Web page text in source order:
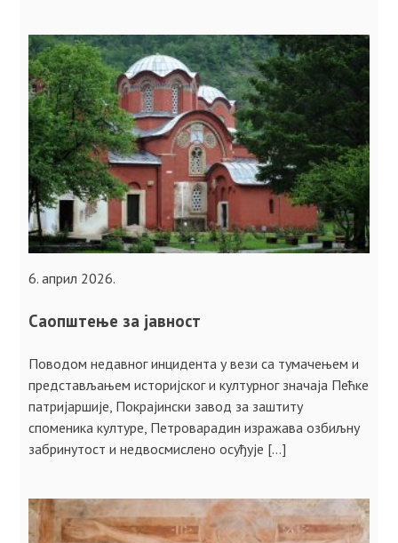
6. април 2026.
Саопштење за јавност
Поводом недавног инцидента у вези са тумачењем и
представљањем историјског и културног значаја Пећкe
патријаршије, Покрајински завод за заштиту
споменика културе, Петроварадин изражава озбиљну
забринутост и недвосмислено осуђује […]